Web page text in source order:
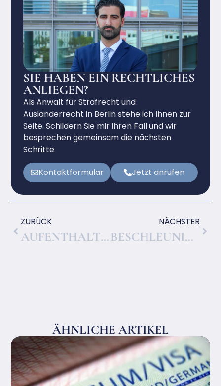
SIE HABEN EIN RECHTLICHES
ANLIEGEN?
Als Anwalt für Strafrecht und
Ausländerrecht in Berlin stehe ich Ihnen zur
Seite. Schildern Sie mir Ihren Fall und wir
besprechen gemeinsam die nächsten
Schritte.
Kontaktformular Jetzt anrufen
ZURÜCK
AUFENTHALTSTITEL VERLÄNGERN IN BERLIN
NÄCHSTER
BESCHLEUNIGTES FACHKRÄFTEVERFAHREN (§ 81A AUFENTHG) – ABLAUF, DAUER UND VORAUSSETZUNGEN
ÄHNLICHE ARTIKEL